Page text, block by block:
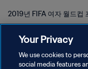
2019년 FIFA 여자 월드컵
Your Privacy
We use cookies to
social media features